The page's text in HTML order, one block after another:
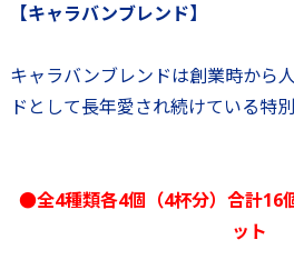
【キャラバンブレンド】
キャラバンブレンドは創業時から
ドとして長年愛され続けている特
●全4種類各4個（4杯分）合計16
ット